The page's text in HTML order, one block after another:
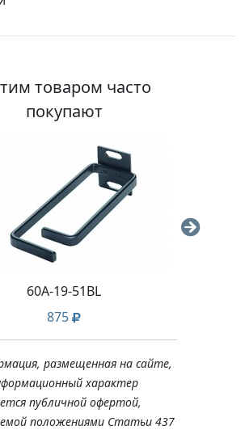
товаром часто
покупают
60A-19-51BL
875
размещенная на сайте,
характер
публичной офертой,
положениями Статьи 437